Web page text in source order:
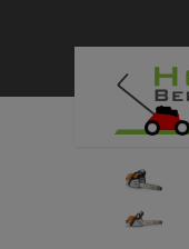
Accueil/